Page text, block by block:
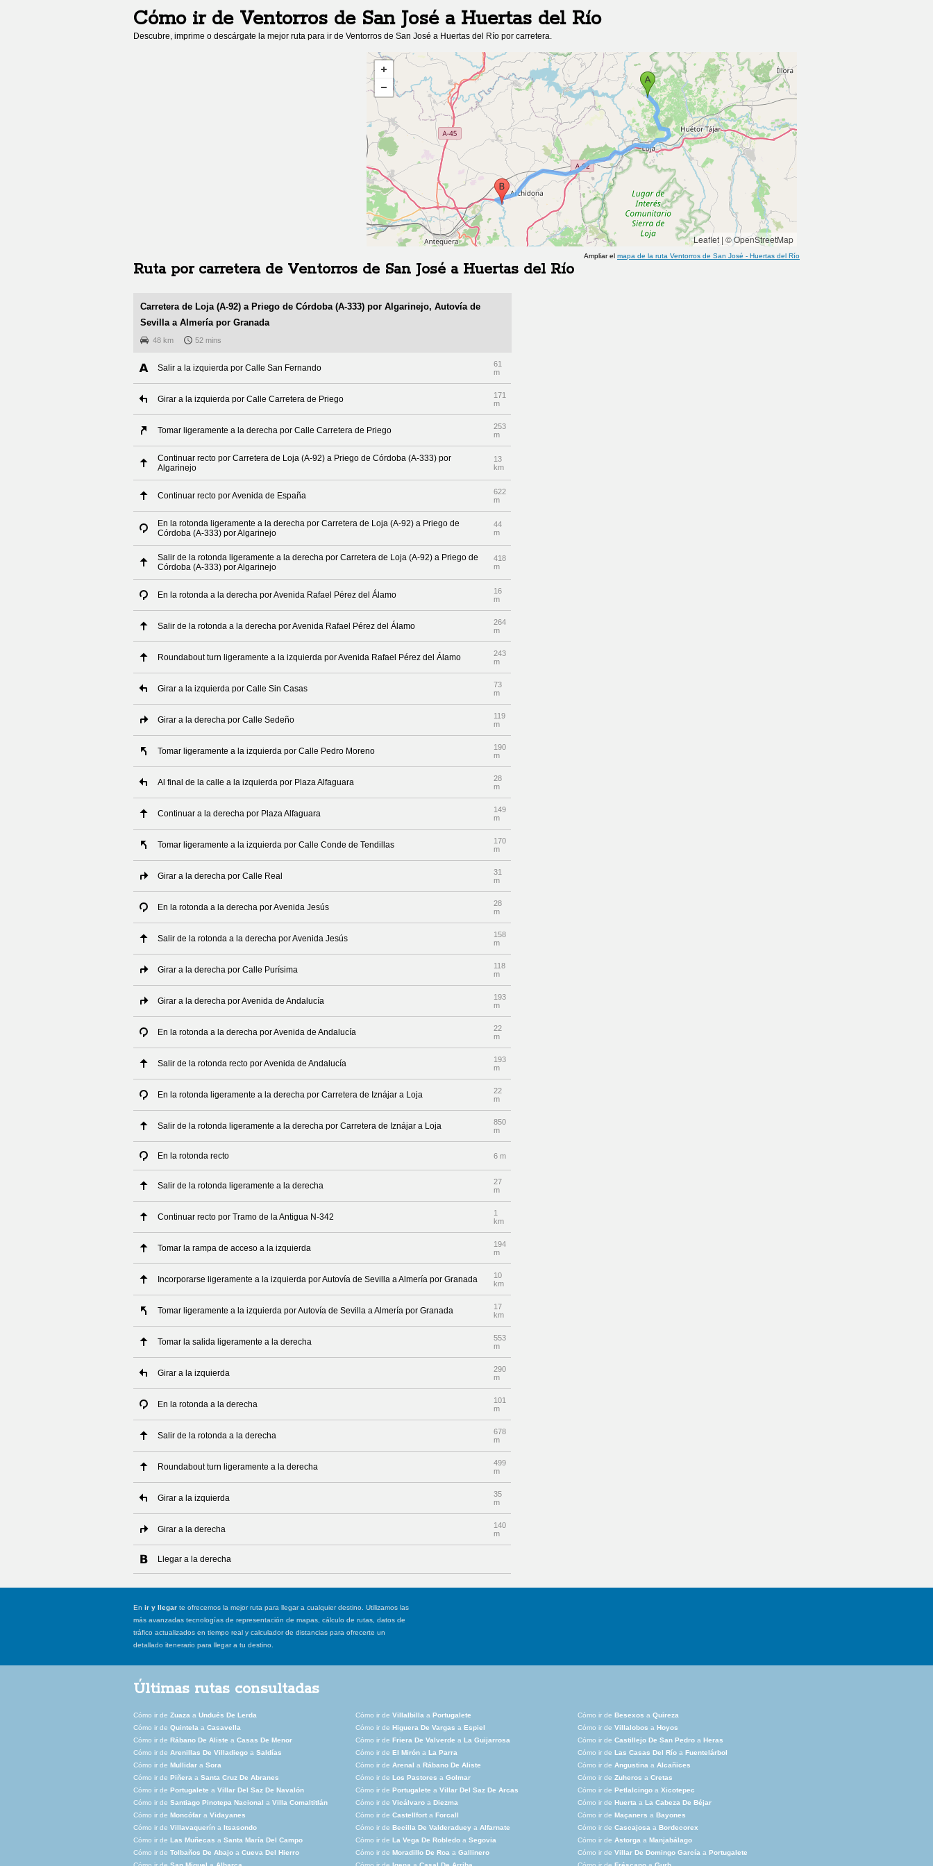
Cómo ir de Ventorros de San Joséa Huertas del Río
Descubre, imprime o descárgate la mejor ruta para ir de Ventorros de San José a Huertas del Río por carretera.
Leaflet | © OpenStreetMap
Ampliar el mapa de la ruta Ventorros de San José - Huertas del Río
Ruta por carretera de Ventorros de San José a Huertas del Río
Carretera de Loja (A-92) a Priego de Córdoba (A-333) por Algarinejo, Autovía de
Sevilla a Almería por Granada
48 km 52 mins
Salir a la izquierda por Calle San Fernando
61
m
Girar a la izquierda por Calle Carretera de Priego
171
m
Tomar ligeramente a la derecha por Calle Carretera de Priego
253
m
Continuar recto por Carretera de Loja (A-92) a Priego de Córdoba (A-333) por
Algarinejo
13
km
Continuar recto por Avenida de España
622
m
En la rotonda ligeramente a la derecha por Carretera de Loja (A-92) a Priego de
Córdoba (A-333) por Algarinejo
44
m
Salir de la rotonda ligeramente a la derecha por Carretera de Loja (A-92) a Priego de
Córdoba (A-333) por Algarinejo
418
m
En la rotonda a la derecha por Avenida Rafael Pérez del Álamo
16
m
Salir de la rotonda a la derecha por Avenida Rafael Pérez del Álamo
264
m
Roundabout turn ligeramente a la izquierda por Avenida Rafael Pérez del Álamo
243
m
Girar a la izquierda por Calle Sin Casas
73
m
Girar a la derecha por Calle Sedeño
119
m
Tomar ligeramente a la izquierda por Calle Pedro Moreno
190
m
Al final de la calle a la izquierda por Plaza Alfaguara
28
m
Continuar a la derecha por Plaza Alfaguara
149
m
Tomar ligeramente a la izquierda por Calle Conde de Tendillas
170
m
Girar a la derecha por Calle Real
31
m
En la rotonda a la derecha por Avenida Jesús
28
m
Salir de la rotonda a la derecha por Avenida Jesús
158
m
Girar a la derecha por Calle Purísima
118
m
Girar a la derecha por Avenida de Andalucía
193
m
En la rotonda a la derecha por Avenida de Andalucía
22
m
Salir de la rotonda recto por Avenida de Andalucía
193
m
En la rotonda ligeramente a la derecha por Carretera de Iznájar a Loja
22
m
Salir de la rotonda ligeramente a la derecha por Carretera de Iznájar a Loja
850
m
En la rotonda recto 6 m
Salir de la rotonda ligeramente a la derecha
27
m
Continuar recto por Tramo de la Antigua N-342
1
km
Tomar la rampa de acceso a la izquierda
194
m
Incorporarse ligeramente a la izquierda por Autovía de Sevilla a Almería por Granada
10
km
Tomar ligeramente a la izquierda por Autovía de Sevilla a Almería por Granada
17
km
Tomar la salida ligeramente a la derecha
553
m
Girar a la izquierda
290
m
En la rotonda a la derecha
101
m
Salir de la rotonda a la derecha
678
m
Roundabout turn ligeramente a la derecha
499
m
Girar a la izquierda
35
m
Girar a la derecha
140
m
Llegar a la derecha
En ir y llegar te ofrecemos la mejor ruta para llegar a cualquier destino. Utilizamos las
más avanzadas tecnologías de representación de mapas, cálculo de rutas, datos de
tráfico actualizados en tiempo real y calculador de distancias para ofrecerte un
detallado itenerario para llegar a tu destino.
Últimas rutas consultadas
Cómo ir de Zuaza a Undués De Lerda Cómo ir de Villalbilla a Portugalete Cómo ir de Besexos a Quireza
Cómo ir de Quintela a Casavella Cómo ir de Higuera De Vargas a Espiel Cómo ir de Villalobos a Hoyos
Cómo ir de Rábano De Aliste a Casas De Menor Cómo ir de Friera De Valverde a La Guijarrosa Cómo ir de Castillejo De San Pedro a Heras
Cómo ir de Arenillas De Villadiego a Saldías Cómo ir de El Mirón a La Parra Cómo ir de Las Casas Del Río a Fuentelárbol
Cómo ir de Mullidar a Sora Cómo ir de Arenal a Rábano De Aliste Cómo ir de Angustina a Alcañices
Cómo ir de Piñera a Santa Cruz De Abranes Cómo ir de Los Pastores a Golmar Cómo ir de Zuheros a Cretas
Cómo ir de Portugalete a Villar Del Saz De Navalón Cómo ir de Portugalete a Villar Del Saz De Arcas Cómo ir de Petlalcingo a Xicotepec
Cómo ir de Santiago Pinotepa Nacional a Villa Comaltitlán Cómo ir de Vicálvaro a Diezma Cómo ir de Huerta a La Cabeza De Béjar
Cómo ir de Moncófar a Vidayanes Cómo ir de Castellfort a Forcall Cómo ir de Maçaners a Bayones
Cómo ir de Villavaquerín a Itsasondo Cómo ir de Becilla De Valderaduey a Alfarnate Cómo ir de Cascajosa a Bordecorex
Cómo ir de Las Muñecas a Santa María Del Campo Cómo ir de La Vega De Robledo a Segovia Cómo ir de Astorga a Manjabálago
Cómo ir de Tolbaños De Abajo a Cueva Del Hierro Cómo ir de Moradillo De Roa a Gallinero Cómo ir de Villar De Domingo García a Portugalete